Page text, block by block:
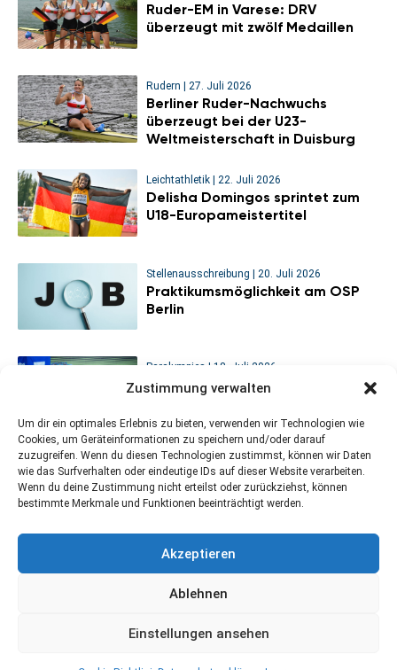
Zustimmung verwalten
Um dir ein optimales Erlebnis zu bieten, verwenden wir Technologien wie
Cookies, um Geräteinformationen zu speichern und/oder darauf
zuzugreifen. Wenn du diesen Technologien zustimmst, können wir Daten
wie das Surfverhalten oder eindeutige IDs auf dieser Website verarbeiten.
Wenn du deine Zustimmung nicht erteilst oder zurückziehst, können
bestimmte Merkmale und Funktionen beeinträchtigt werden.
Akzeptieren
Ablehnen
Einstellungen ansehen
Ruder-EM in Varese: DRV
überzeugt mit zwölf Medaillen
Rudern | 27. Juli 2026
Berliner Ruder-Nachwuchs
überzeugt bei der U23-
Weltmeisterschaft in Duisburg
Leichtathletik | 22. Juli 2026
Delisha Domingos sprintet zum
U18-Europameistertitel
Stellenausschreibung | 20. Juli 2026
Praktikumsmöglichkeit am OSP
Berlin
Paralympics | 18. Juli 2026
Sitzvolleyball-WM: Viertelfinal-